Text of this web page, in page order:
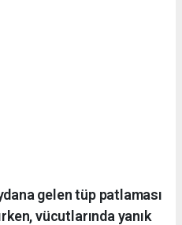
gelen tüp patlaması
vücutlarında yanık